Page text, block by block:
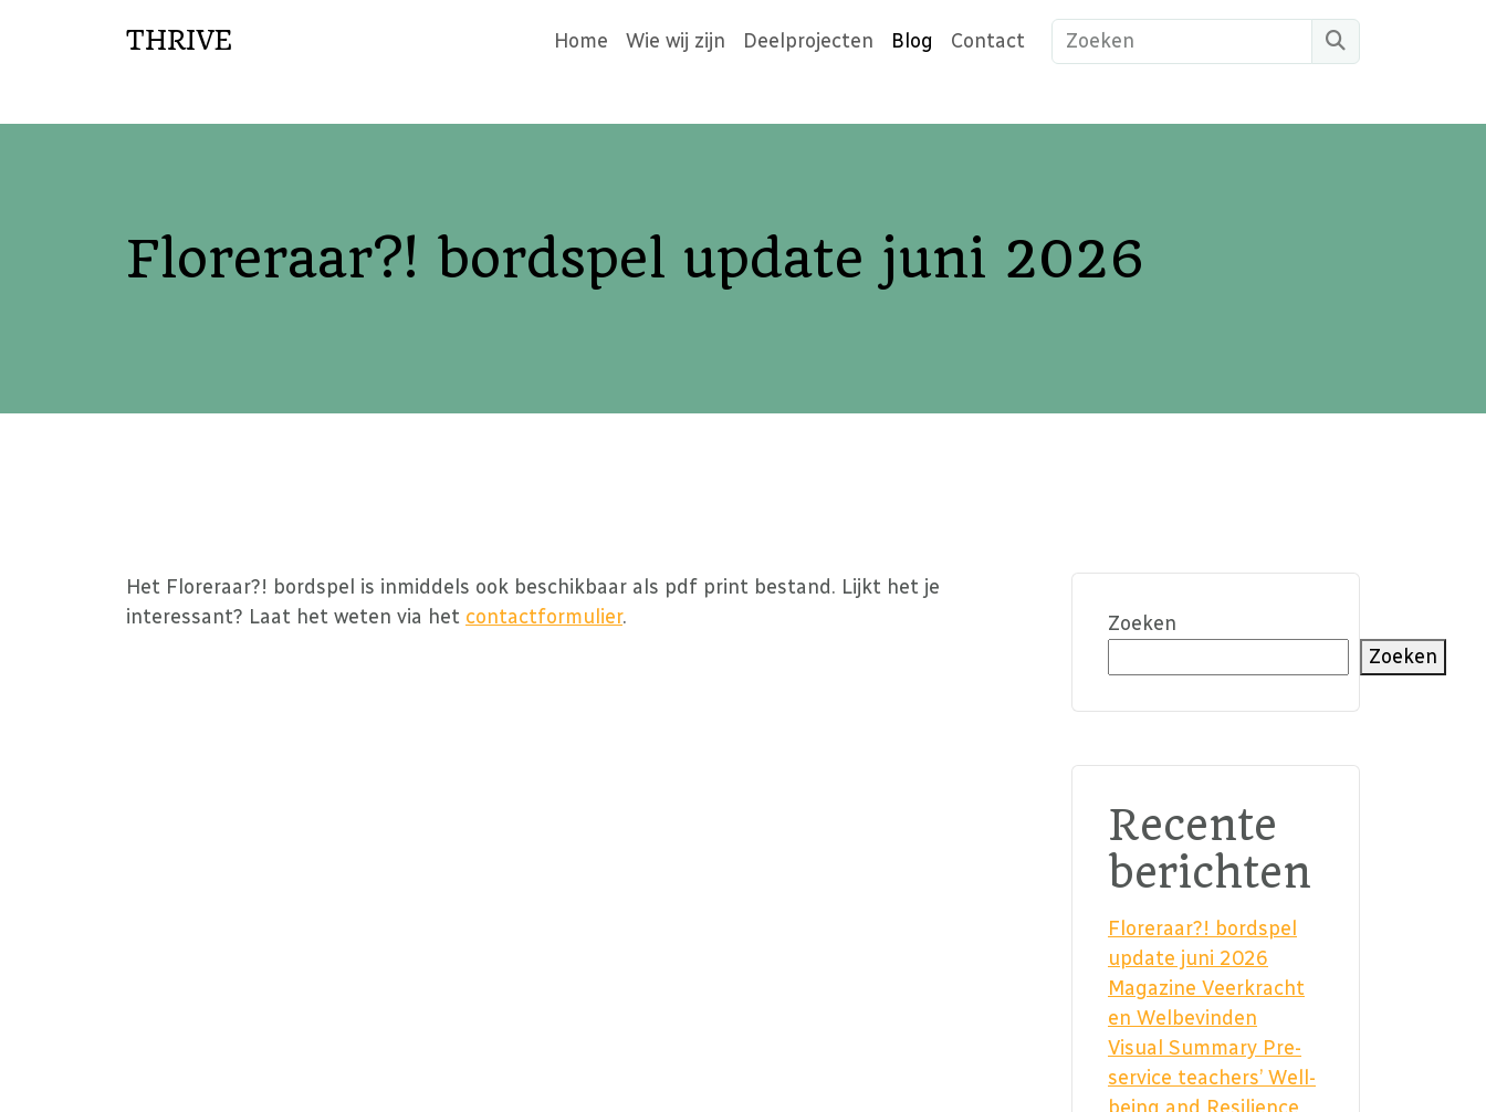
THRIVE Home Wie wij zijn Deelprojecten Blog Contact
Floreraar?! bordspel update juni 2026
Het Floreraar?! bordspel is inmiddels ook beschikbaar als pdf print bestand. Lijkt het je
interessant? Laat het weten via het contactformulier.
Zoeken
Zoeken
Recente
berichten
Floreraar?! bordspel
update juni 2026
Magazine Veerkracht
en Welbevinden
Visual Summary Pre-
service teachers’ Well-